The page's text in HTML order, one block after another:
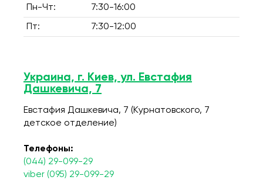
Пн-Чт:
7:30-16:00
Пт: 7:30-12:00
Украина, г. Киев, ул. Евстафия
Дашкевича, 7
Евстафия Дашкевича, 7 (Курнатовского, 7
детское отделение)
Телефоны:
(044) 29-099-29
viber (095) 29-099-29